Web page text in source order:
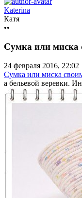
Katerina
Катя
••
Сумка или миска
24 февраля 2016, 22:02
Сумка или миска
а бельевой веревки.